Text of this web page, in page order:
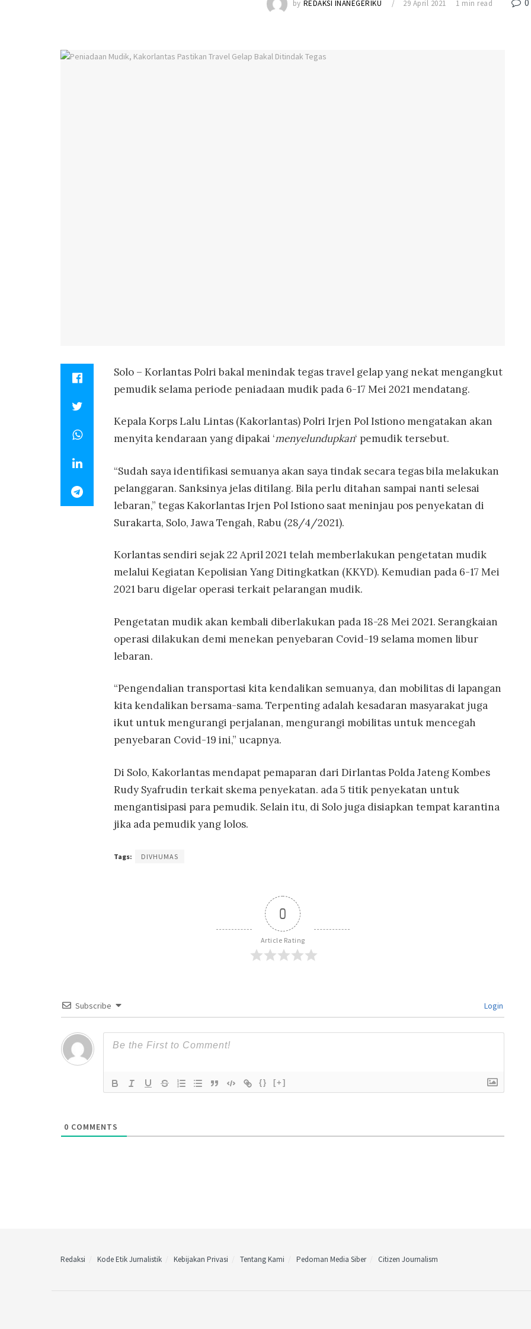
by REDAKSI INANEGERIKU 29 April 2021 1 min read
Solo – Korlantas Polri bakal menindak tegas travel gelap yang nekat mengangkut
pemudik selama periode peniadaan mudik pada 6-17 Mei 2021 mendatang.
Kepala Korps Lalu Lintas (Kakorlantas) Polri Irjen Pol Istiono mengatakan akan
menyita kendaraan yang dipakai ‘menyelundupkan‘ pemudik tersebut.
“Sudah saya identifikasi semuanya akan saya tindak secara tegas bila melakukan
pelanggaran. Sanksinya jelas ditilang. Bila perlu ditahan sampai nanti selesai
lebaran,” tegas Kakorlantas Irjen Pol Istiono saat meninjau pos penyekatan di
Surakarta, Solo, Jawa Tengah, Rabu (28/4/2021).
Korlantas sendiri sejak 22 April 2021 telah memberlakukan pengetatan mudik
melalui Kegiatan Kepolisian Yang Ditingkatkan (KKYD). Kemudian pada 6-17 Mei
2021 baru digelar operasi terkait pelarangan mudik.
Pengetatan mudik akan kembali diberlakukan pada 18-28 Mei 2021. Serangkaian
operasi dilakukan demi menekan penyebaran Covid-19 selama momen libur
lebaran.
“Pengendalian transportasi kita kendalikan semuanya, dan mobilitas di lapangan
kita kendalikan bersama-sama. Terpenting adalah kesadaran masyarakat juga
ikut untuk mengurangi perjalanan, mengurangi mobilitas untuk mencegah
penyebaran Covid-19 ini,” ucapnya.
Di Solo, Kakorlantas mendapat pemaparan dari Dirlantas Polda Jateng Kombes
Rudy Syafrudin terkait skema penyekatan. ada 5 titik penyekatan untuk
mengantisipasi para pemudik. Selain itu, di Solo juga disiapkan tempat karantina
jika ada pemudik yang lolos.
Tags: DIVHUMAS
0
Article Rating
Subscribe Login
{} [+]
0 COMMENTS
Redaksi Kode Etik Jurnalistik Kebijakan Privasi Tentang Kami Pedoman Media Siber Citizen Journalism